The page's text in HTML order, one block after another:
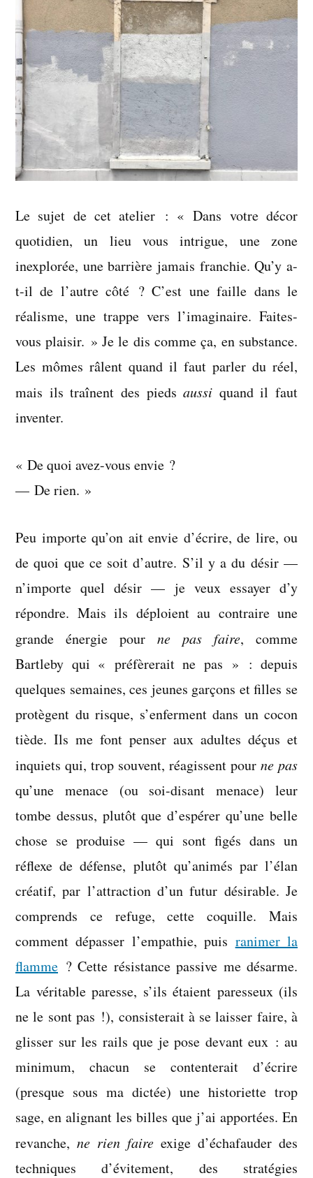
Le sujet de cet atelier : « Dans votre décor
quotidien, un lieu vous intrigue, une zone
inexplorée, une barrière jamais franchie. Qu’y a-
t-il de l’autre côté ? C’est une faille dans le
réalisme, une trappe vers l’imaginaire. Faites-
vous plaisir. » Je le dis comme ça, en substance.
Les mômes râlent quand il faut parler du réel,
mais ils traînent des piedsaussi quand il faut
inventer.
« De quoi avez-vous envie ?
— De rien. »
Peu importe qu’on ait envie d’écrire, de lire, ou
de quoi que ce soit d’autre. S’il y a du désir —
n’importe quel désir — je veux essayer d’y
répondre. Mais ils déploient au contraire une
grande énergie pour ne pas faire, comme
Bartleby qui « préfèrerait ne pas » : depuis
quelques semaines, ces jeunes garçons et filles se
protègent du risque, s’enferment dans un cocon
tiède. Ils me font penser aux adultes déçus et
inquiets qui, trop souvent, réagissent pour ne pas
qu’une menace (ou soi-disant menace) leur
tombe dessus, plutôt que d’espérer qu’une belle
chose se produise — qui sont figés dans un
réflexe de défense, plutôt qu’animés par l’élan
créatif, par l’attraction d’un futur désirable. Je
comprends ce refuge, cette coquille. Mais
comment dépasser l’empathie, puis ranimer la
flamme ? Cette résistance passive me désarme.
La véritable paresse, s’ils étaient paresseux (ils
ne le sont pas !), consisterait à se laisser faire, à
glisser sur les rails que je pose devant eux : au
minimum, chacun se contenterait d’écrire
(presque sous ma dictée) une historiette trop
sage, en alignant les billes que j’ai apportées. En
revanche, ne rien faire exige d’échafauder des
techniques d’évitement, des stratégies